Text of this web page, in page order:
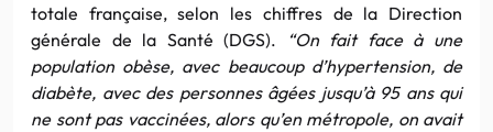
totale française, selon les chiffres de la Direction
générale de la Santé (DGS). “On fait face à une
population obèse, avec beaucoup d’hypertension, de
diabète, avec des personnes âgées jusqu’à 95 ans qui
ne sont pas vaccinées, alors qu’en métropole, on avait